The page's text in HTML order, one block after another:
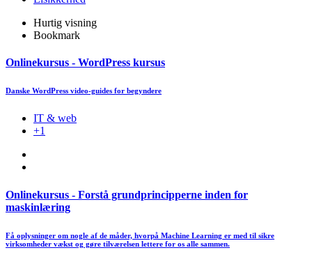
Hurtig visning
Bookmark
Onlinekursus - WordPress kursus
Danske WordPress video-guides for begyndere
IT & web
+1
Onlinekursus - Forstå grundprincipperne inden for
maskinlæring
Få oplysninger om nogle af de måder, hvorpå Machine Learning er med til sikre
virksomheder vækst og gøre tilværelsen lettere for os alle sammen.